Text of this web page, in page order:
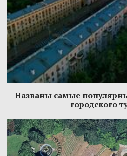
Названы самые
городского